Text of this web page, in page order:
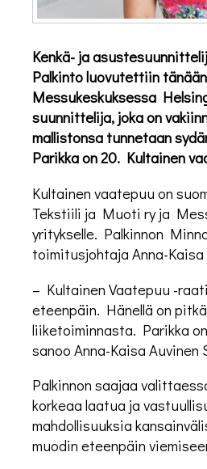
Kenkä- ja
Palkinto luovutettiin
Messukeskuksessa
suunnittelija, joka on
mallistonsa tunnetaan
Parikka on 20. Kultainen
Kultainen vaatepuu on
Tekstiili ja Muoti ry ja
yritykselle. Palkinnon
toimitusjohtaja Anna-
– Kultainen Vaatepuu -
eteenpäin. Hänellä on
liiketoiminnasta. Parikka
sanoo Anna-Kaisa
Palkinnon saajaa
korkeaa laatua ja
mahdollisuuksia
muodin eteenpäin